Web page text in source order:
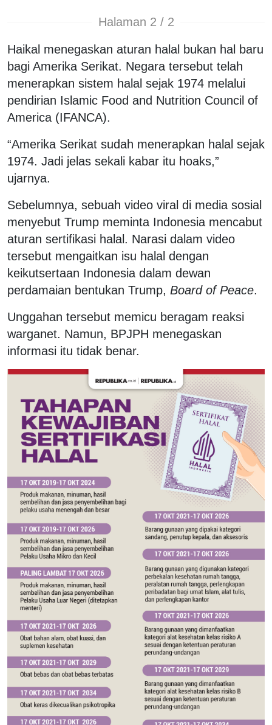
Halaman 2 / 2
Haikal menegaskan aturan halal bukan hal baru
bagi Amerika Serikat. Negara tersebut telah
menerapkan sistem halal sejak 1974 melalui
pendirian Islamic Food and Nutrition Council of
America (IFANCA).
“Amerika Serikat sudah menerapkan halal sejak
1974. Jadi jelas sekali kabar itu hoaks,”
ujarnya.
Sebelumnya, sebuah video viral di media sosial
menyebut Trump meminta Indonesia mencabut
aturan sertifikasi halal. Narasi dalam video
tersebut mengaitkan isu halal dengan
keikutsertaan Indonesia dalam dewan
perdamaian bentukan Trump, Board of Peace.
Unggahan tersebut memicu beragam reaksi
warganet. Namun, BPJPH menegaskan
informasi itu tidak benar.